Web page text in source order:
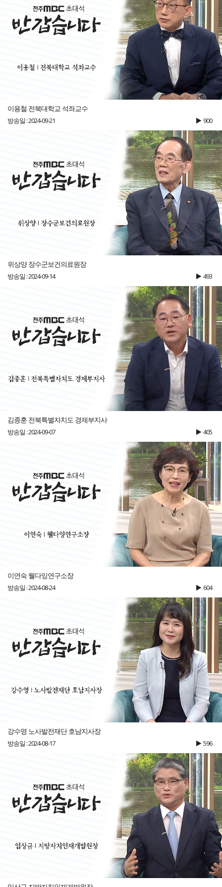
이용철 전북대학교 석좌교수
방송일 : 2024-09-21 900
위상양 장수군보건의료원장
방송일 : 2024-09-14 493
김종훈 전북특별자치도 경제부지사
방송일 : 2024-09-07 405
이연숙 웰다잉연구소장
방송일 : 2024-08-24 604
강수영 노사발전재단 호남지사장
방송일 : 2024-08-17 596